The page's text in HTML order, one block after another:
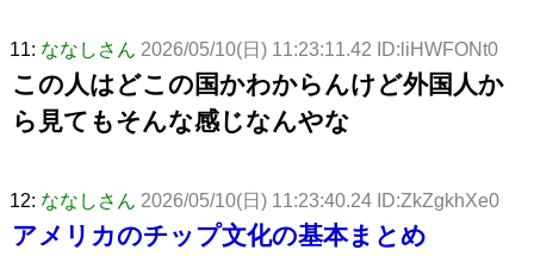
11: ななしさん 2026/05/10(日) 11:23:11.42 ID:liHWFONt0
この人はどこの国かわからんけど外国人か
ら見てもそんな感じなんやな
12: ななしさん 2026/05/10(日) 11:23:40.24 ID:ZkZgkhXe0
アメリカのチップ文化の基本まとめ